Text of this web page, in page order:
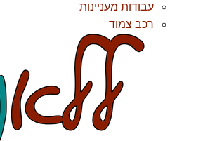
עבודות מעניינות
רכב צמוד